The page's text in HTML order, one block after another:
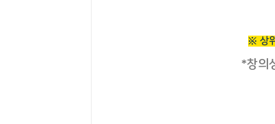
※ 상
*창의